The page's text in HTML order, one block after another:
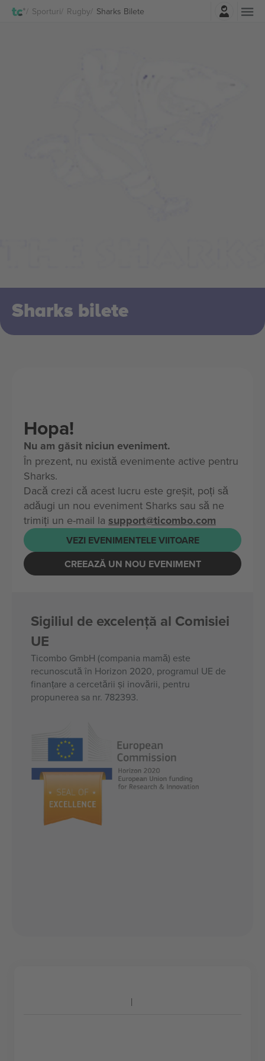
Sporturi Rugby Sharks BileteAutentificare
Sharks bilete
Hopa!
Nu am găsit niciun eveniment.
În prezent, nu există evenimente active pentru
Sharks.
Dacă crezi că acest lucru este greșit, poți să
adăugi un nou eveniment Sharks sau să ne
trimiți un e-mail la support@ticombo.com
VEZI EVENIMENTELE VIITOARE
CREEAZĂ UN NOU EVENIMENT
Sigiliul de excelență al Comisiei
UE
Ticombo GmbH (compania mamă) este
recunoscută în Horizon 2020, programul UE de
finanțare a cercetării și inovării, pentru
propunerea sa nr. 782393.